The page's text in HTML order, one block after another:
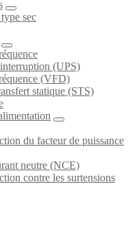
sec
(UPS)
(VFD)
statique (STS)
du facteur de puissance
neutre (NCE)
contre les surtensions